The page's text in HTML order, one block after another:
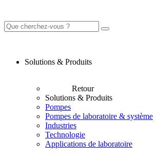
Solutions & Produits
Retour
Solutions & Produits
Pompes
Pompes de laboratoire & système
Industries
Technologie
Applications de laboratoire